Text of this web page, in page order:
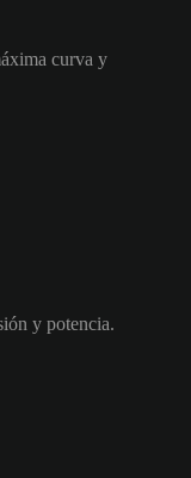
curva y
y potencia.